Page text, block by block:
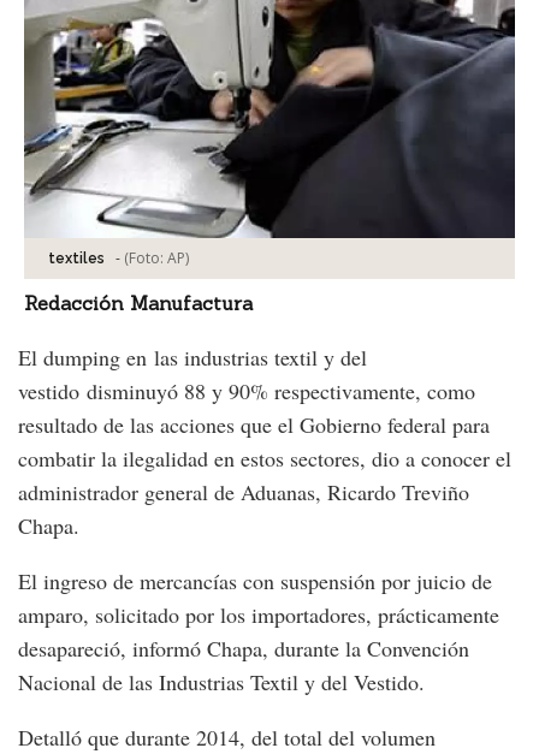
textiles - (Foto: AP)
Redacción Manufactura
El dumping en las industrias textil y del
vestido disminuyó 88 y 90% respectivamente, como
resultado de las acciones que el Gobierno federal para
combatir la ilegalidad en estos sectores, dio a conocer el
administrador general de Aduanas, Ricardo Treviño
Chapa.
El ingreso de mercancías con suspensión por juicio de
amparo, solicitado por los importadores, prácticamente
desapareció, informó Chapa, durante la Convención
Nacional de las Industrias Textil y del Vestido.
Detalló que durante 2014, del total del volumen